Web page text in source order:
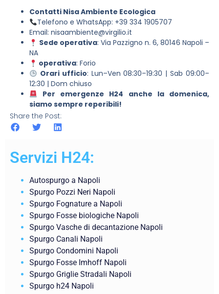
Contatti Nisa Ambiente Ecologica
Telefono e WhatsApp: +39 334 1905707
Email: nisaambiente@virgilio.it
Sede operativa: Via Pazzigno n. 6, 80146 Napoli –
NA
operativa: Forio
Orari ufficio: Lun–Ven 08:30–19:30 | Sab 09:00–
12:30 | Dom chiuso
Per emergenze H24 anche la domenica,
siamo sempre reperibili!
Share the Post:
Servizi H24:
Autospurgo a Napoli
Spurgo Pozzi Neri Napoli
Spurgo Fognature a Napoli
Spurgo Fosse biologiche Napoli
Spurgo Vasche di decantazione Napoli
Spurgo Canali Napoli
Spurgo Condomini Napoli
Spurgo Fosse Imhoff Napoli
Spurgo Griglie Stradali Napoli
Spurgo h24 Napoli